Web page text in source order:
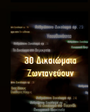
ΠΑΡΑΚΟΛΟΥΘΗΣΤΕ